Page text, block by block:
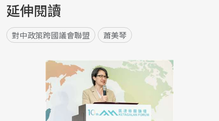
延伸閱讀
對中政策跨國議會聯盟 蕭美琴